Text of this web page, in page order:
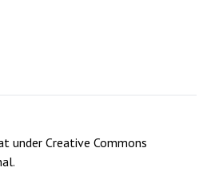
under Creative Commons
.